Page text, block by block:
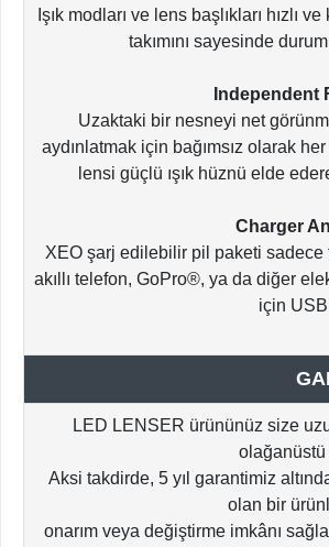
Işık modları ve lens başlıkları hızlı
takımını sayesinde
Independent
Uzaktaki bir nesneyi net
aydınlatmak için bağımsız olarak
lensi güçlü ışık hüznü elde
Charger
XEO şarj edilebilir pil paketi sadece
akıllı telefon, GoPro®, ya da diğer
için USB
LED LENSER ürününüz size
olağanüstü
Aksi takdirde, 5 yıl garantimiz
olan bir
onarım veya değiştirme imkânı